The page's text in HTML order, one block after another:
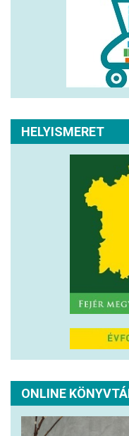
HELYISMERET
ONLINE